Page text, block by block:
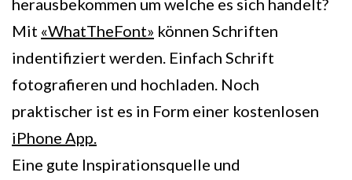
Mit «WhatTheFont» können Schriften
indentifiziert werden. Einfach Schrift
fotografieren und hochladen. Noch
praktischer ist es in Form einer kostenlosen
iPhone App.
Eine gute Inspirationsquelle und